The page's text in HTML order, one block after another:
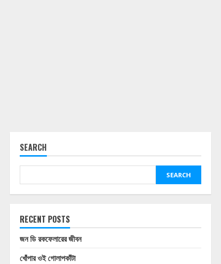
SEARCH
SEARCH
RECENT POSTS
জন ডি রকফেলারের জীবন
খোঁপার ওই গোলাপকাঁটা